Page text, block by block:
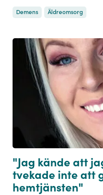
Demens Äldreomsorg
"Jag kände att
tvekade inte att
hemtjänsten"